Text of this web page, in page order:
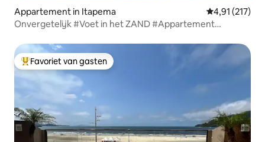
Appartement in Itapema Gemiddelde
4,91 (217)
Onvergetelijk #Voet in het ZAND #Appartement
Topfavoriet van gasten
Favoriet van gasten